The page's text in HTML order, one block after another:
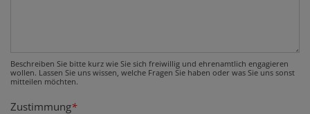
Beschreiben Sie bitte kurz wie Sie sich freiwillig und ehrenamtlich engagieren
wollen. Lassen Sie uns wissen, welche Fragen Sie haben oder was Sie uns sonst
mitteilen möchten.
Zustimmung*